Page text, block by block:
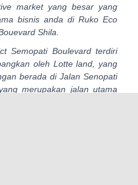
market yang besar yang
bisnis anda di Ruko Eco
Shila.
Semopati Boulevard terdiri
oleh Lotte land, yang
berada di Jalan Senopati
merupakan jalan utama